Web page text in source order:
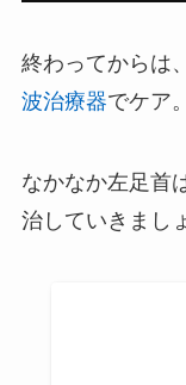
終わってからは
波治療器でケア。
なかなか左足首
治していきまし